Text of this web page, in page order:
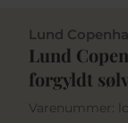
Lund
Lund
forgyldt
Varenummer: